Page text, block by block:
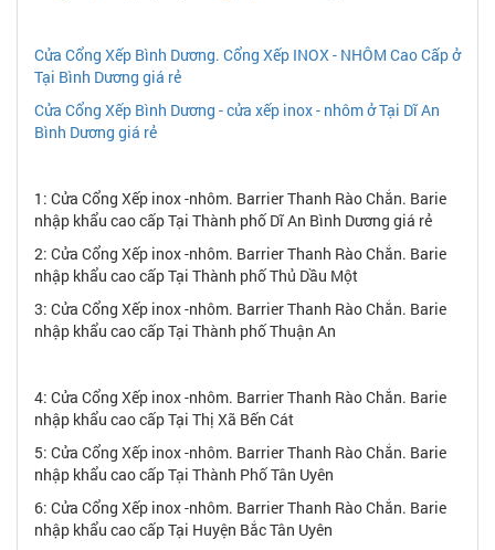
Cửa Cổng Xếp Bình Dương. Cổng Xếp INOX - NHÔM Cao Cấp ở
Tại Bình Dương giá rẻ
Cửa Cổng Xếp Bình Dương - cửa xếp inox - nhôm ở Tại Dĩ An
Bình Dương giá rẻ
1: Cửa Cổng Xếp inox -nhôm. Barrier Thanh Rào Chắn. Barie
nhập khẩu cao cấp Tại Thành phố Dĩ An Bình Dương giá rẻ
2: Cửa Cổng Xếp inox -nhôm. Barrier Thanh Rào Chắn. Barie
nhập khẩu cao cấp Tại Thành phố Thủ Dầu Một
3: Cửa Cổng Xếp inox -nhôm. Barrier Thanh Rào Chắn. Barie
nhập khẩu cao cấp Tại Thành phố Thuận An
4: Cửa Cổng Xếp inox -nhôm. Barrier Thanh Rào Chắn. Barie
nhập khẩu cao cấp Tại Thị Xã Bến Cát
5: Cửa Cổng Xếp inox -nhôm. Barrier Thanh Rào Chắn. Barie
nhập khẩu cao cấp Tại Thành Phố Tân Uyên
6: Cửa Cổng Xếp inox -nhôm. Barrier Thanh Rào Chắn. Barie
nhập khẩu cao cấp Tại Huyện Bắc Tân Uyên